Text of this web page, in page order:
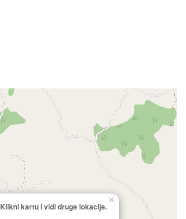
Klikni kartu i vidi druge lokacije.
×